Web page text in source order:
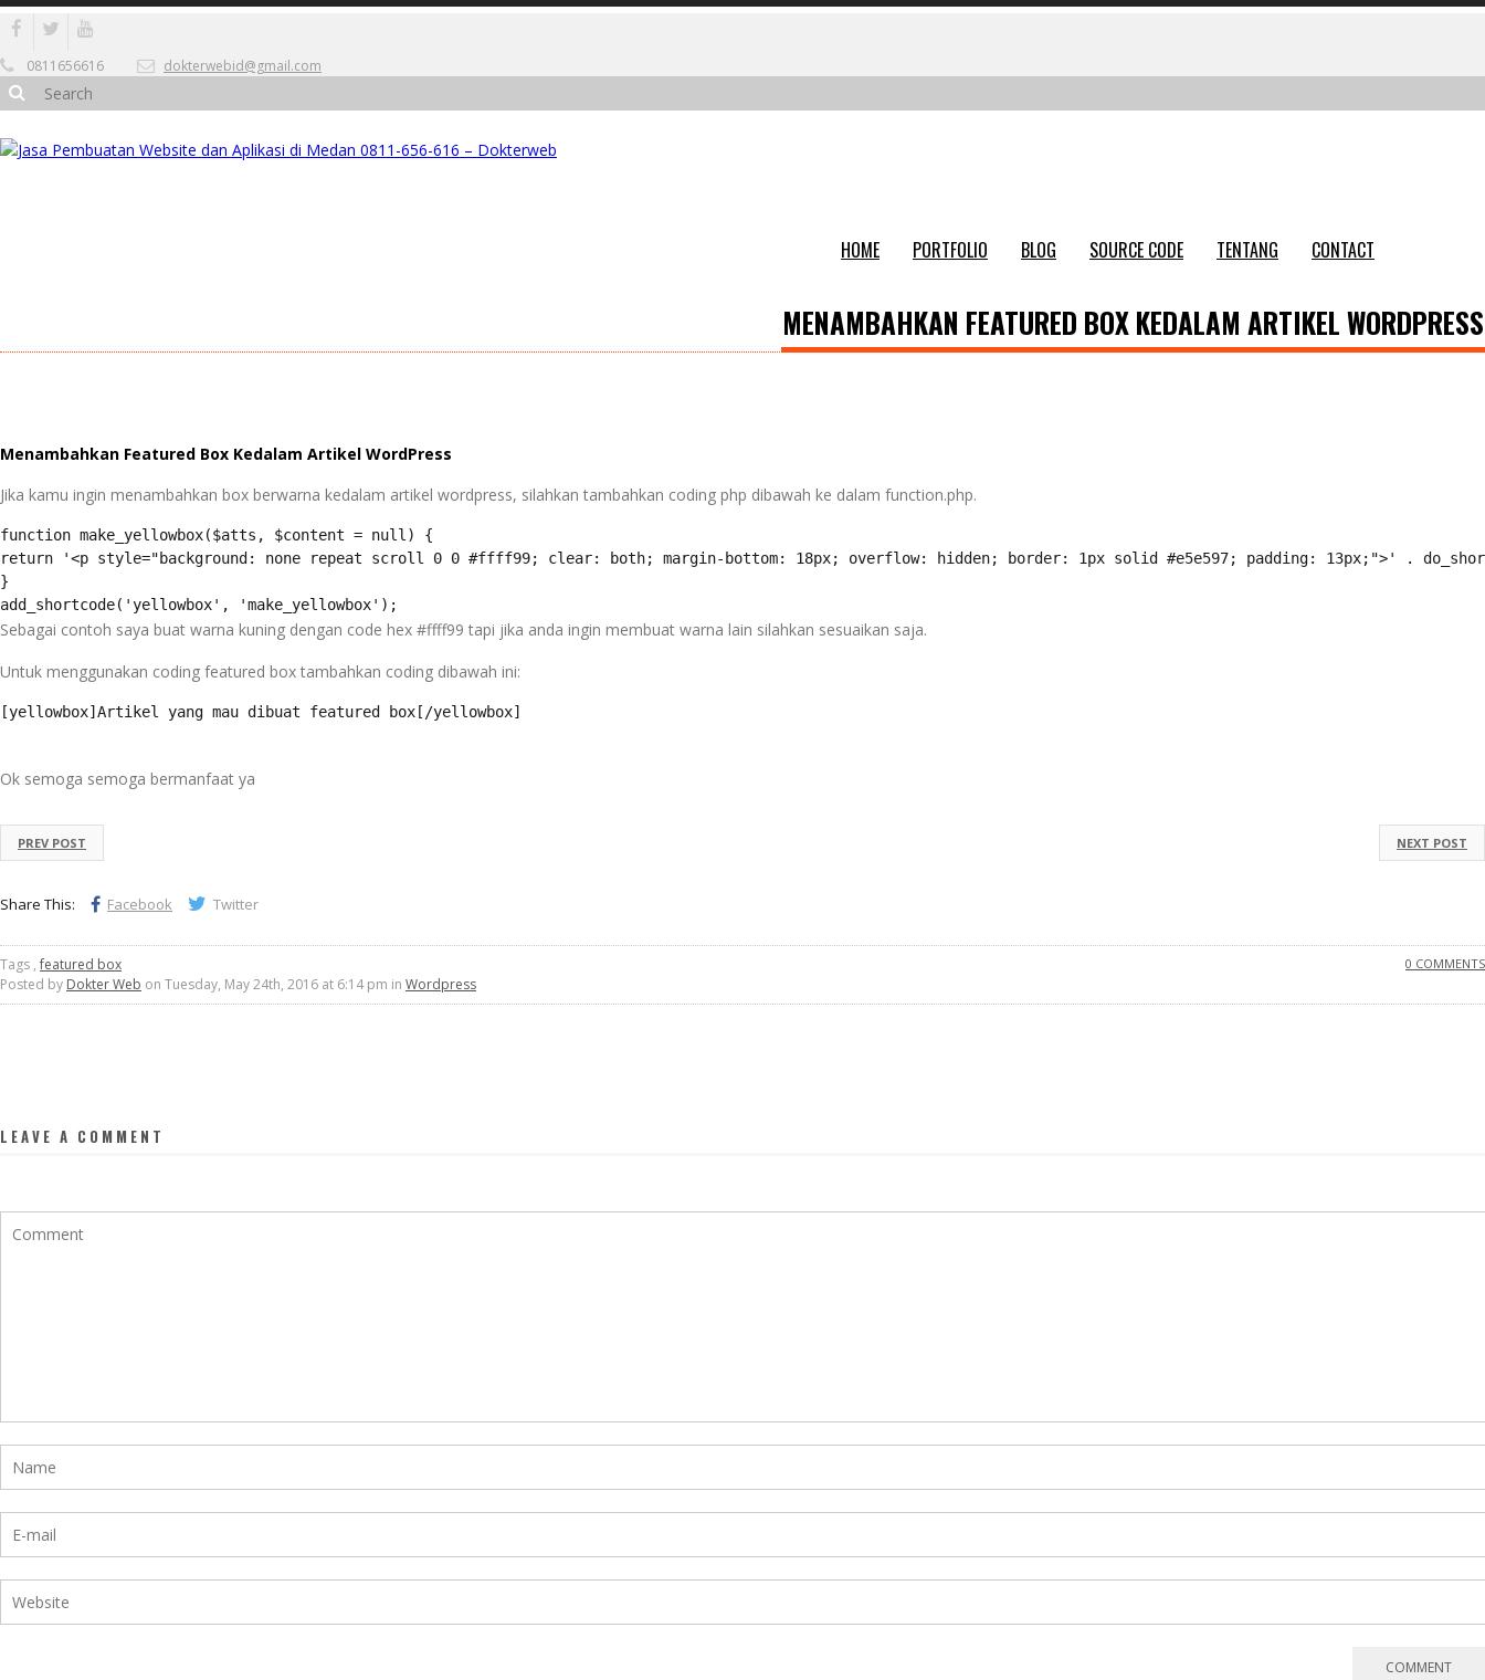
0811656616 dokterwebid@gmail.com
HOME PORTFOLIO BLOG SOURCE CODE TENTANG CONTACT
MENAMBAHKAN FEATURED BOX KEDALAM ARTIKEL WORDPRESS
Menambahkan Featured Box Kedalam Artikel WordPress
Jika kamu ingin menambahkan box berwarna kedalam artikel wordpress, silahkan tambahkan coding php dibawah ke dalam function.php.
function make_yellowbox($atts, $content = null) {
return '<p style="background: none repeat scroll 0 0 #ffff99; clear: both; margin-bottom: 18px; overflow: hidden; border: 1px solid #e5e597; padding: 13px;">' .
}
Sebagai contoh saya buat warna kuning dengan code hex #ffff99 tapi jika anda ingin membuat warna lain silahkan sesuaikan saja.
Untuk menggunakan coding featured box tambahkan coding dibawah ini:
[yellowbox]Artikel yang mau dibuat featured box[/yellowbox]
Ok semoga semoga bermanfaat ya
NEXT POST
PREV POST
Share This: Facebook Twitter
0 COMMENTS
Tags , featured box
Posted by Dokter Web on Tuesday, May 24th, 2016 at 6:14 pm in Wordpress
LEAVE A COMMENT